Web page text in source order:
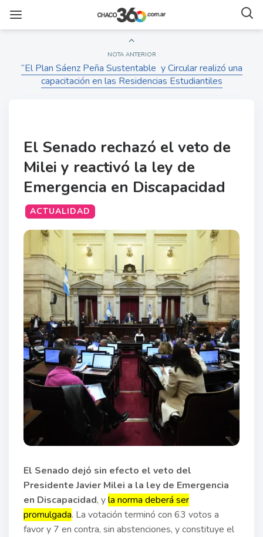
NOTA ANTERIOR
“El Plan Sáenz Peña Sustentable y Circular realizó una
capacitación en las Residencias Estudiantiles
El Senado rechazó el veto de
Milei y reactivó la ley de
Emergencia en Discapacidad
ACTUALIDAD
El Senado dejó sin efecto el veto del
Presidente Javier Milei a la ley de Emergencia
en Discapacidad, yla norma deberá ser
promulgada. La votación terminó con 63 votos a
favor y 7 en contra, sin abstenciones, y constituye el